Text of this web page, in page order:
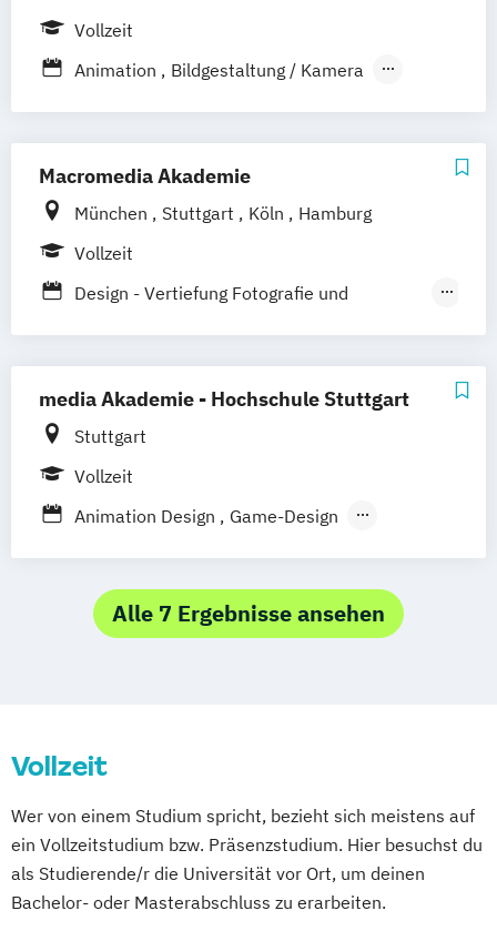
Social Media und IP-Law
Vollzeit
Animation
Bildgestaltung / Kamera
Motion Design Produktion
Serie
Szenenbild
Macromedia Akademie
München Stuttgart Köln
Hamburg
Vollzeit
Design - Vertiefung Fotografie und
Medien- und Event-Assistent/-in
Mediengestalter/-in Bild und Ton (IHK)
Mediengestalter/-in Digital und Print (IHK)
media Akademie - Hochschule Stuttgart
Stuttgart
Vollzeit
Animation Design
Game-Design
Alle 7 Ergebnisse ansehen
Vollzeit
Wer von einem Studium spricht, bezieht sich meistens auf
ein Vollzeitstudium bzw. Präsenzstudium. Hier besuchst du
als Studierende/r die Universität vor Ort, um deinen
Bachelor- oder Masterabschluss zu erarbeiten.